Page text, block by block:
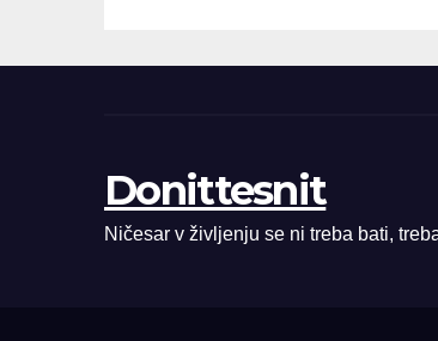
Donittesnit
Ničesar v življenju se ni treba bati,